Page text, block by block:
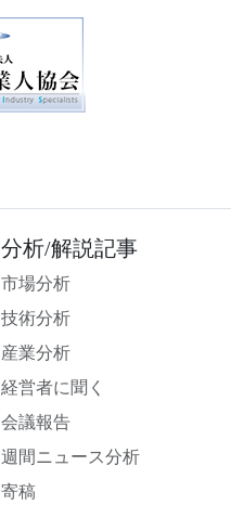
分析/解説記事
市場分析
技術分析
産業分析
経営者に聞く
会議報告
週間ニュース分析
寄稿